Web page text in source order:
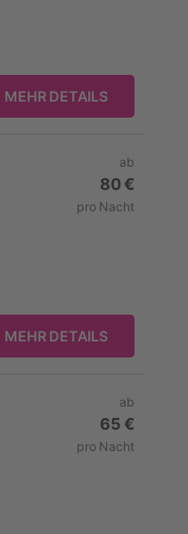
MEHR DETAILS
ab
80 €
pro Nacht
MEHR DETAILS
ab
65 €
pro Nacht